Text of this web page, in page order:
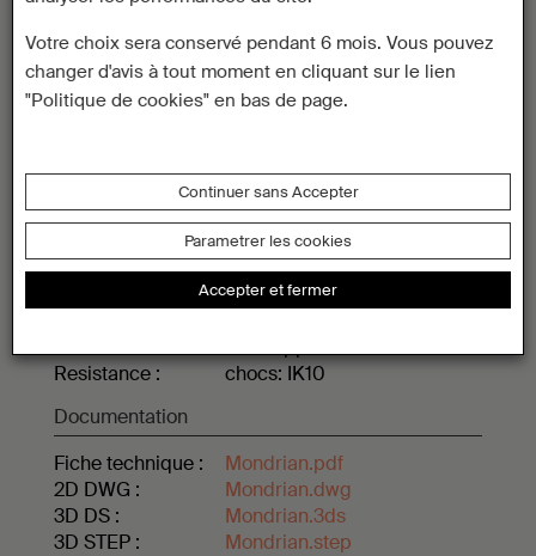
Structure :
Tube en polycarbonate
qualité cristal.
Caractéristiques techniques
protection :
Etanchéité parfaite à l’eau et
à la poussière : IP68 et inox
qualité marine 316L
Resistance :
chocs: IK10
Documentation
Fiche technique :
Mondrian.pdf
2D DWG :
Mondrian.dwg
3D DS :
Mondrian.3ds
3D STEP :
Mondrian.step
Votre choix sera conservé pendant 6 mois. Vous pouvez
changer d'avis à tout moment en cliquant sur le lien
"Politique de cookies" en bas de page.
Continuer sans Accepter
Parametrer les cookies
Accepter et fermer